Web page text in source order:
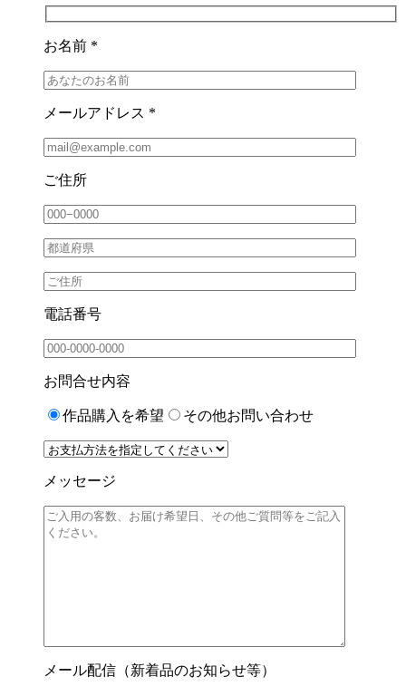
お名前 *
メールアドレス *
ご住所
電話番号
お問合せ内容
作品購入を希望 その他お問い合わせ
メッセージ
メール配信（新着品のお知らせ等）